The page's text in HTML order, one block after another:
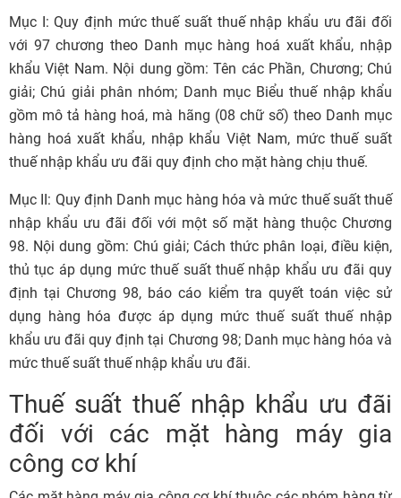
Mục I: Quy định mức thuế suất thuế nhập khẩu ưu đãi đối
với 97 chương theo Danh mục hàng hoá xuất khẩu, nhập
khẩu Việt Nam. Nội dung gồm: Tên các Phần, Chương; Chú
giải; Chú giải phân nhóm; Danh mục Biểu thuế nhập khẩu
gồm mô tả hàng hoá, mà hãng (08 chữ số) theo Danh mục
hàng hoá xuất khẩu, nhập khẩu Việt Nam, mức thuế suất
thuế nhập khẩu ưu đãi quy định cho mặt hàng chịu thuế.
Mục II: Quy định Danh mục hàng hóa và mức thuế suất thuế
nhập khẩu ưu đãi đối với một số mặt hàng thuộc Chương
98. Nội dung gồm: Chú giải; Cách thức phân loại, điều kiện,
thủ tục áp dụng mức thuế suất thuế nhập khẩu ưu đãi quy
định tại Chương 98, báo cáo kiểm tra quyết toán việc sử
dụng hàng hóa được áp dụng mức thuế suất thuế nhập
khẩu ưu đãi quy định tại Chương 98; Danh mục hàng hóa và
mức thuế suất thuế nhập khẩu ưu đãi.
Thuế suất thuế nhập khẩu ưu đãi
đối với các mặt hàng máy gia
công cơ khí